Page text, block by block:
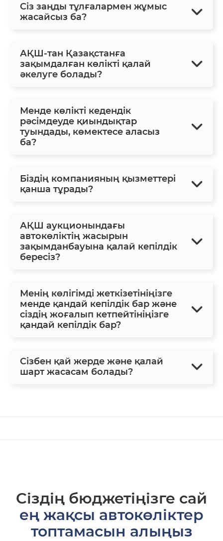
Сіз заңды тұлғалармен жұмыс
жасайсыз ба?
АҚШ-тан Қазақстанға
зақымдалған көлікті қалай
әкелуге болады?
Менде көлікті кедендік
рәсімдеуде қиындықтар
туындады, көмектесе аласыз
ба?
Біздің компанияның қызметтері
қанша тұрады?
АҚШ аукционындағы
автокөліктің жасырын
зақымданбауына қалай кепілдік
бересіз?
Менің көлігімді жеткізетініңізге
менде қандай кепілдік бар және
сіздің жоғалып кетпейтініңізге
қандай кепілдік бар?
Сізбен қай жерде және қалай
шарт жасасам болады?
Сіздің бюджетіңізге сай
ең жақсы автокөліктер
топтамасын алыңыз